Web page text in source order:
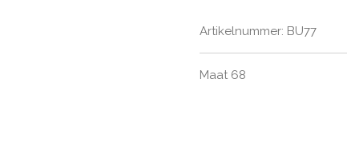
Artikelnummer: BU77
Maat 68